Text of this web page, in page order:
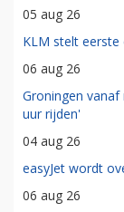
05 aug 26
KLM stelt
06 aug 26
Groningen
uur rijden'
04 aug 26
easyJet wordt
06 aug 26